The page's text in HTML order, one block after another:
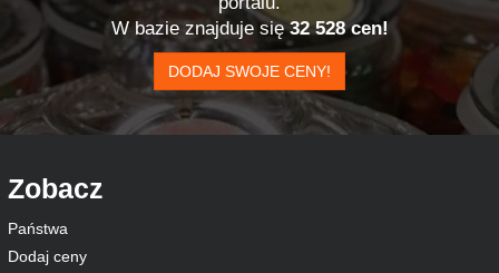
W bazie znajduje się32 528 cen!
DODAJ SWOJE CENY!
Zobacz
Państwa
Dodaj ceny